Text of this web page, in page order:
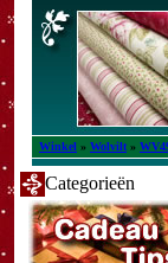
Winkel » Wolvilt »
Categorieën